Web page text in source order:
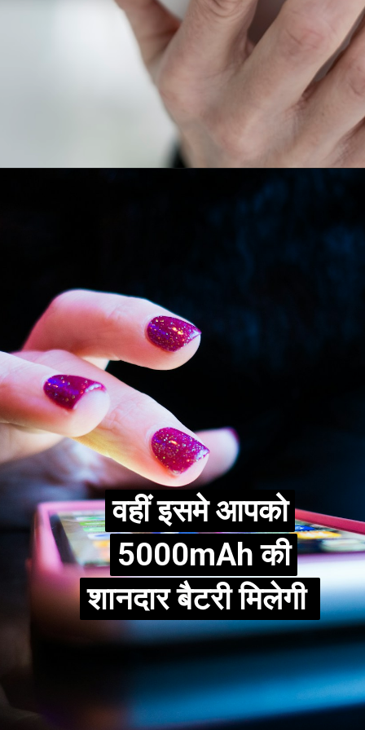
वहीं इसमे आपको
5000mAh की
शानदार बैटरी मिलेगी
वहीं इसमे आपको
5000mAh की
शानदार बैटरी मिलेगी